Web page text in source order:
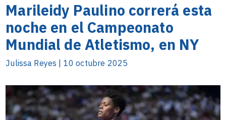
Marileidy Paulino correrá esta
noche en el Campeonato
Mundial de Atletismo, en NY
Julissa Reyes | 10 octubre 2025